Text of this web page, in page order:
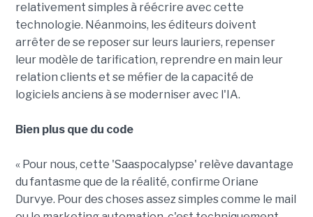
relativement simples à réécrire avec cette
technologie. Néanmoins, les éditeurs doivent
arrêter de se reposer sur leurs lauriers, repenser
leur modèle de tarification, reprendre en main leur
relation clients et se méfier de la capacité de
logiciels anciens à se moderniser avec l'IA.
Bien plus que du code
« Pour nous, cette 'Saaspocalypse' relève davantage
du fantasme que de la réalité, confirme Oriane
Durvye. Pour des choses assez simples comme le mail